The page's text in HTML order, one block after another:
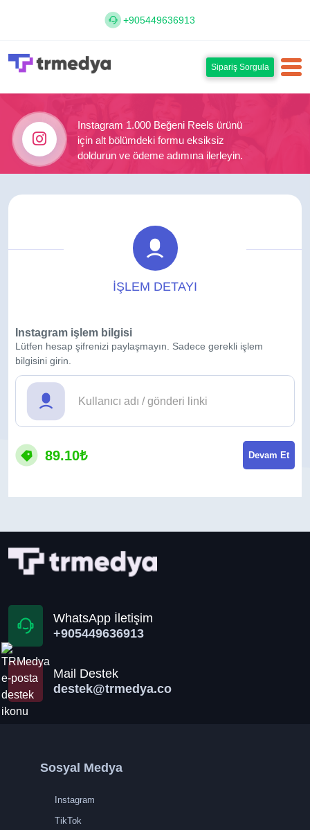
+905449636913
Sipariş Sorgula
Instagram 1.000 Beğeni Reels ürünü
için alt bölümdeki formu eksiksiz
doldurun ve ödeme adımına ilerleyin.
İŞLEM DETAYI
Instagram işlem bilgisi
Lütfen hesap şifrenizi paylaşmayın. Sadece gerekli işlem
bilgisini girin.
89.10₺ Devam Et
WhatsApp İletişim
+905449636913
Mail Destek
destek@trmedya.co
Sosyal Medya
Instagram
TikTok